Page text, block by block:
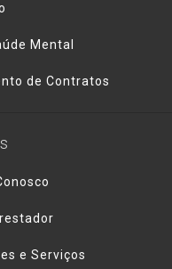
Mental
de Contratos
e Serviços